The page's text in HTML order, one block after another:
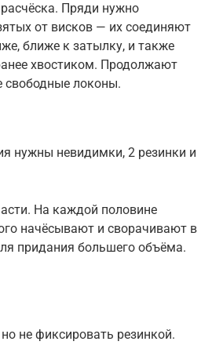
Пряди нужно
от висков — их соединяют
ближе к затылку, и также
хвостиком. Продолжают
свободные локоны.
нужны невидимки, 2 резинки и
На каждой половине
начёсывают и сворачивают в
придания большего объёма.
не фиксировать резинкой.